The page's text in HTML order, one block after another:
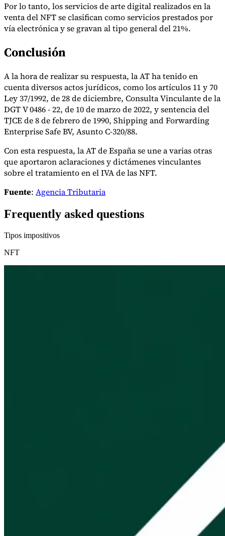
Por lo tanto, los servicios de arte digital realizados en la
venta del NFT se clasifican como servicios prestados por
vía electrónica y se gravan al tipo general del 21%.
Conclusión
A la hora de realizar su respuesta, la AT ha tenido en
cuenta diversos actos jurídicos, como los artículos 11 y 70
Ley 37/1992, de 28 de diciembre, Consulta Vinculante de la
DGT V 0486 - 22, de 10 de marzo de 2022, y sentencia del
TJCE de 8 de febrero de 1990, Shipping and Forwarding
Enterprise Safe BV, Asunto C-320/88.
Con esta respuesta, la AT de España se une a varias otras
que aportaron aclaraciones y dictámenes vinculantes
sobre el tratamiento en el IVA de las NFT.
Fuente: Agencia Tributaria
Frequently asked questions
Tipos impositivos
NFT